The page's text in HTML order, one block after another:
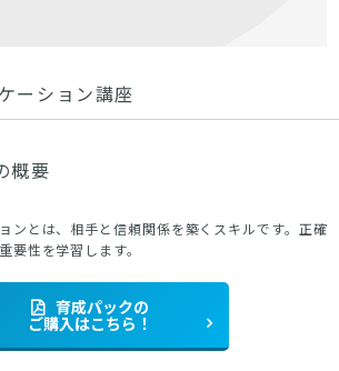
ーション講座
概要
ンとは、相手と信頼関係を築くスキルです。正確
要性を学習します。
育成パックの
ご購入はこちら！